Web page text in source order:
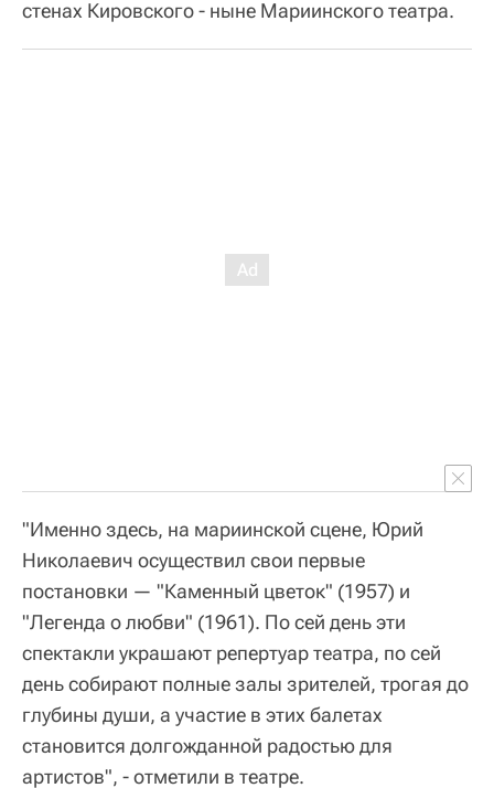
стенах Кировского - ныне Мариинского театра.
"Именно здесь, на мариинской сцене, Юрий
Николаевич осуществил свои первые
постановки — "Каменный цветок" (1957) и
"Легенда о любви" (1961). По сей день эти
спектакли украшают репертуар театра, по сей
день собирают полные залы зрителей, трогая до
глубины души, а участие в этих балетах
становится долгожданной радостью для
артистов", - отметили в театре.